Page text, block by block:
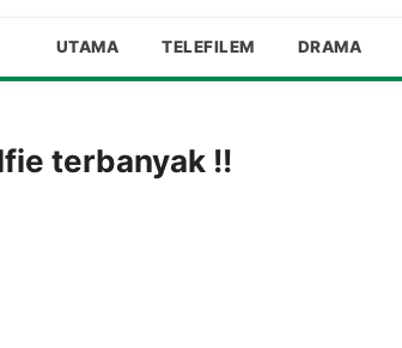
UTAMA TELEFILEM DRAMA
terbanyak !!